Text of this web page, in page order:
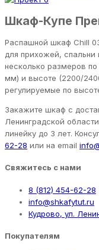
Шкаф-Купе
Распашной шкаф Chill
для прихожей,
несколько размеров
мм) и высоте (2200/
регулируемые по
Закажите шкаф с
Ленинградской
линейку до 3 лет.
62-28 или на email
Свяжитесь с нами
8 (812) 454-62-28
info@shkafytut.ru
Кудрово, ул.
Покупателям